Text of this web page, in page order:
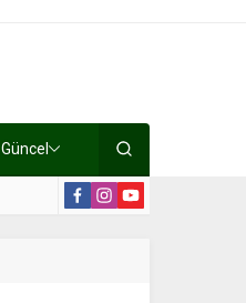
Güncel